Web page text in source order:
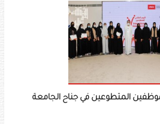
المتطوعين في جناح الجامعة